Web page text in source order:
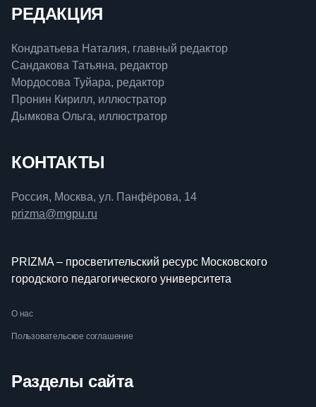
РЕДАКЦИЯ
Кондратьева Наталия, главный редактор
Сандакова Татьяна, редактор
Мордосова Туйара, редактор
Пронин Кирилл, иллюстратор
Дымкова Ольга, иллюстратор
КОНТАКТЫ
Россия, Москва, ул. Панфёрова, 14
prizma@mgpu.ru
PRIZMA – просветительский ресурс Московского
городского педагогического университета
О нас
Пользовательское соглашение
Разделы сайта